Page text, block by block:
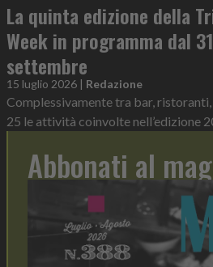
La quinta edizione della
Week in programma dal
settembre
15 luglio 2026 | Redazione
Complessivamente tra bar,
25 le attività coinvolte nell’edizione
Abbonati al